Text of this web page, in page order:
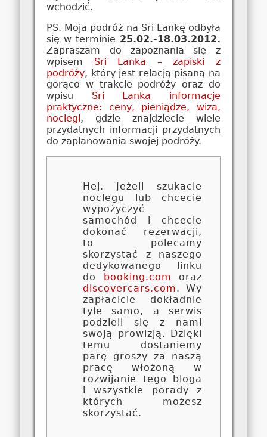
wchodzić.
PS. Moja podróż na Sri Lankę odbyła
się w terminie 25.02.-18.03.2012.
Zapraszam do zapoznania się z
wpisem Sri Lanka – zapiski z
podróży, który jest relacją pisaną na
gorąco w trakcie podróży oraz do
wpisu Sri Lanka informacje
praktyczne: ceny, pieniądze, wiza,
noclegi, gdzie znajdziecie wiele
przydatnych informacji przydatnych
do zaplanowania swojej podróży.
Hej. Jeżeli szukacie
noclegu lub chcecie
wypożyczyć
samochód i chcecie
dokonać rezerwacji,
to polecamy
skorzystać z naszego
dedykowanego linku
do
booking.com oraz
discovercars.com. Wy
zapłacicie dokładnie
tyle samo, a serwis
podzieli się z nami
swoją prowizją. Dzięki
temu dostaniemy
parę groszy za naszą
pracę włożoną w
rozwijanie tego bloga
i wszystkie porady z
których możesz
skorzystać.